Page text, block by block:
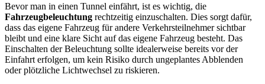
Bevor man in einen Tunnel einfährt, ist es wichtig, die
Fahrzeugbeleuchtung rechtzeitig einzuschalten. Dies sorgt dafür,
dass das eigene Fahrzeug für andere Verkehrsteilnehmer sichtbar
bleibt und eine klare Sicht auf das eigene Fahrzeug besteht. Das
Einschalten der Beleuchtung sollte idealerweise bereits vor der
Einfahrt erfolgen, um kein Risiko durch ungeplantes Abblenden
oder plötzliche Lichtwechsel zu riskieren.